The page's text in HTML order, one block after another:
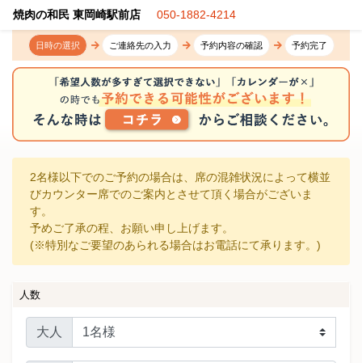
焼肉の和民 東岡崎駅前店 050-1882-4214
日時の選択 ご連絡先の入力 予約内容の確認 予約完了
2名様以下でのご予約の場合は、席の混雑状況によって横並
びカウンター席でのご案内とさせて頂く場合がございま
す。
予めご了承の程、お願い申し上げます。
(※特別なご要望のあられる場合はお電話にて承ります。)
人数
大人